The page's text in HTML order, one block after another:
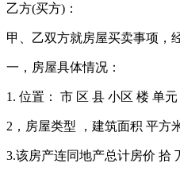
乙方(买方)：
甲、乙双方就房屋买卖事项，
一，房屋具体情况：
1. 位置： 市 区 县 小区 楼 单元
2，房屋类型 ，建筑面积 平方
3.该房产连同地产总计房价 拾